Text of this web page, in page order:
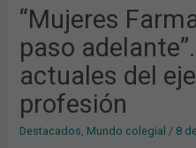
“Mujeres
paso
actuales del
profesión
Destacados Mundo colegial / 8
DEL
EJERCICIO
DE
LA
PROFESIÓN